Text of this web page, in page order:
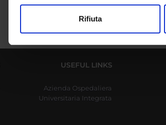
modificare o ritirare il tuo consenso in
che hanno raccolto dal tuo utilizzo dei
Rifiuta
USEFUL LINKS
Azienda Ospedaliera
Universitaria Integrata